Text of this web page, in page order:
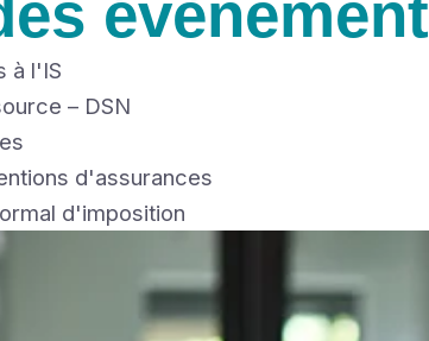
à l'IS
– DSN
d'assurances
d'imposition